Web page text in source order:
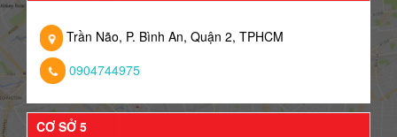
Trần Não, P. Bình An, Quận 2, TPHCM
0904744975
CƠ SỞ 5